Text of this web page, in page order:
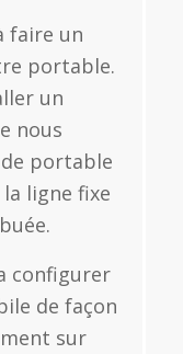
faire un
portable.
un
nous
portable
ligne fixe
configurer
de façon
sur